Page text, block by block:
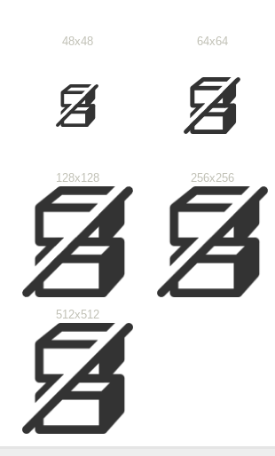
48x48 64x64
128x128 256x256
512x512